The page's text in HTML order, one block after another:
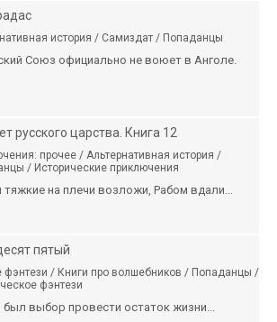
история / Самиздат / Попаданцы
Союз официально не воюет в Анголе.
русского царства. Книга 12
прочее / Альтернативная история /
/ Исторические приключения
на плечи возложи, Рабом вдали...
пятый
фэнтези / Книги про волшебников / Попаданцы /
фэнтези
был выбор провести остаток жизни...